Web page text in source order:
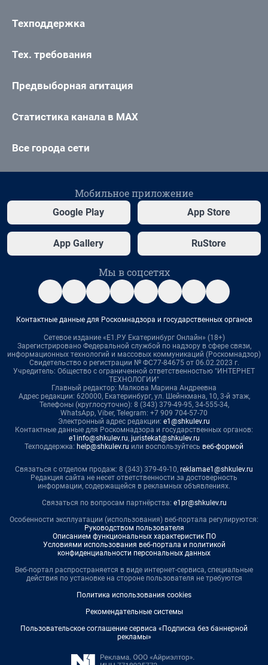
Техподдержка
Тех. требования
Предвыборная агитация
Статистика канала в MAX
Все города сети
Мобильное приложение
Google Play App Store
App Gallery RuStore
Мы в соцсетях
Контактные данные для Роскомнадзора и государственных органов
Сетевое издание «Е1.РУ Екатеринбург Онлайн» (18+)
Зарегистрировано Федеральной службой по надзору в сфере связи,
информационных технологий и массовых коммуникаций (Роскомнадзор)
Свидетельство о регистрации № ФС77-84675 от 06.02.2023 г.
Учредитель: Общество с ограниченной ответственностью "ИНТЕРНЕТ
ТЕХНОЛОГИИ"
Главный редактор: Малкова Марина Андреевна
Адрес редакции: 620000, Екатеринбург, ул. Шейнкмана, 10, 3-й этаж,
Телефоны (круглосуточно): 8 (343) 379-49-95, 34-555-34,
WhatsApp, Viber, Telegram: +7 909 704-57-70
Электронный адрес редакции: e1@shkulev.ru
Контактные данные для Роскомнадзора и государственных органов:
e1info@shkulev.ru, juristekat@shkulev.ru
Техподдержка: help@shkulev.ru или воспользуйтесь веб-формой
Связаться с отделом продаж: 8 (343) 379-49-10, reklamae1@shkulev.ru
Редакция сайта не несет ответственности за достоверность
информации, содержащейся в рекламных объявлениях.
Связаться по вопросам партнёрства: e1pr@shkulev.ru
Особенности эксплуатации (использования) веб-портала регулируются:
Руководством пользователя
Описанием функциональных характеристик ПО
Условиями использования веб-портала и политикой
конфиденциальности персональных данных
Веб-портал распространяется в виде интернет-сервиса, специальные
действия по установке на стороне пользователя не требуются
Политика использования cookies
Рекомендательные системы
Пользовательское соглашение сервиса «Подписка без баннерной
рекламы»